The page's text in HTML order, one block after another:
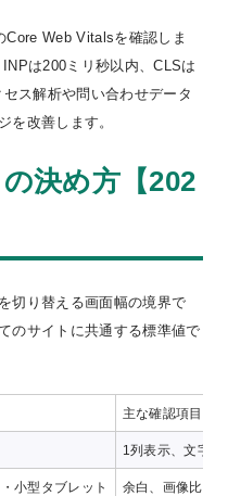
Web Vitalsを確認しま
は200ミリ秒以内、CLSは
ス解析や問い合わせデータ
を改善します。
決め方【202
切り替える画面幅の境界で
のサイトに共通する標準値で
主な確認項目
1列表示、文字
小型タブレット 余白、画像比率